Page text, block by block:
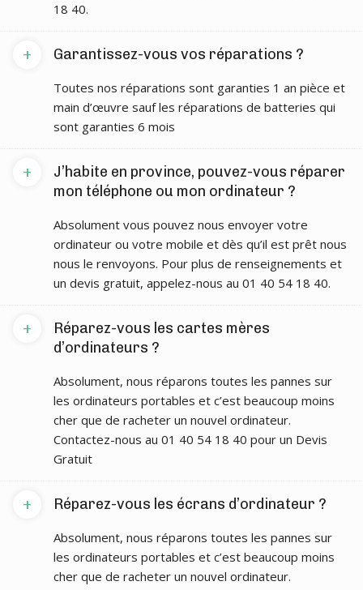
18 40.
Garantissez-vous vos réparations ?
+
Toutes nos réparations sont garanties 1 an pièce et
main d’œuvre sauf les réparations de batteries qui
sont garanties 6 mois
J’habite en province, pouvez-vous réparer
mon téléphone ou mon ordinateur ?
+
Absolument vous pouvez nous envoyer votre
ordinateur ou votre mobile et dès qu’il est prêt nous
nous le renvoyons. Pour plus de renseignements et
un devis gratuit, appelez-nous au 01 40 54 18 40.
Réparez-vous les cartes mères
d’ordinateurs ?
+
Absolument, nous réparons toutes les pannes sur
les ordinateurs portables et c’est beaucoup moins
cher que de racheter un nouvel ordinateur.
Contactez-nous au 01 40 54 18 40 pour un Devis
Gratuit
Réparez-vous les écrans d’ordinateur ?
+
Absolument, nous réparons toutes les pannes sur
les ordinateurs portables et c’est beaucoup moins
cher que de racheter un nouvel ordinateur.